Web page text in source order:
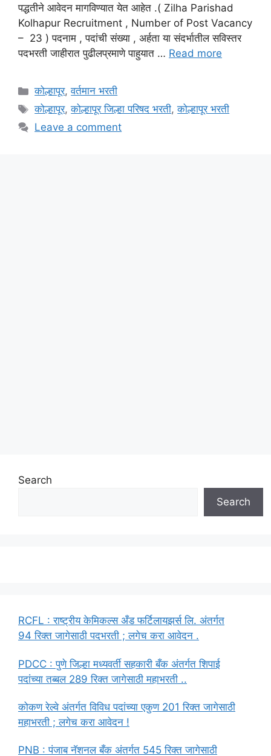
पद्धतीने आवेदन मागविण्यात येत आहेत .( Zilha Parishad
Kolhapur Recruitment , Number of Post Vacancy
– 23 ) पदनाम , पदांची संख्या , अर्हता या संदर्भातील सविस्तर
पदभरती जाहीरात पुढीलप्रमाणे पाहुयात … Read more
Categories
कोल्हापूर,वर्तमान भरती
Tags
कोल्हापूर,कोल्हापूर जिल्हा परिषद भरती,कोल्हापूर भरती
Leave a comment
Search
Search
RCFL : राष्ट्रीय केमिकल्स अँड फर्टिलायझर्स लि. अंतर्गत
94 रिक्त जागेसाठी पदभरती ; लगेच करा आवेदन .
PDCC : पुणे जिल्हा मध्यवर्ती सहकारी बँक अंतर्गत शिपाई
पदांच्या तब्बल 289 रिक्त जागेसाठी महाभरती ..
कोकण रेल्वे अंतर्गत विविध पदांच्या एकुण 201 रिक्त जागेसाठी
महाभरती ; लगेच करा आवेदन !
PNB : पंजाब नॅशनल बँक अंतर्गत 545 रिक्त जागेसाठी